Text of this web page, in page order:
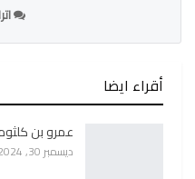
أقراء ايضا
عمرو بن
ديسمبر 30, 2024